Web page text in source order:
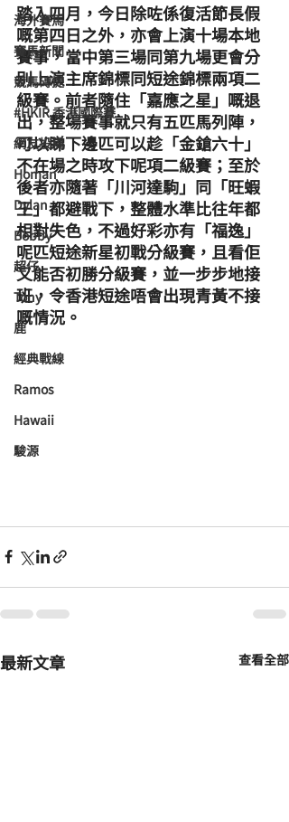
海外賽馬
賽馬新聞
競馬磚提
#HKIR 香港國際賽
網友投稿
Homan
Dylan
Bobby
超仔
Tony
鹿
經典戰線
Ramos
Hawaii
駿源
踏入四月，今日除咗係復活節長假
嘅第四日之外，亦會上演十場本地
賽事，當中第三場同第九場更會分
別上演主席錦標同短途錦標兩項二
級賽。前者隨住「嘉應之星」嘅退
出，整場賽事就只有五匹馬列陣，
可以睇下邊匹可以趁「金鎗六十」
不在場之時攻下呢項二級賽；至於
後者亦隨著「川河達駒」同「旺蝦
王」都避戰下，整體水準比往年都
相對失色，不過好彩亦有「福逸」
呢匹短途新星初戰分級賽，且看佢
又能否初勝分級賽，並一步步地接
班，令香港短途唔會出現青黃不接
嘅情況。
最新文章 查看全部